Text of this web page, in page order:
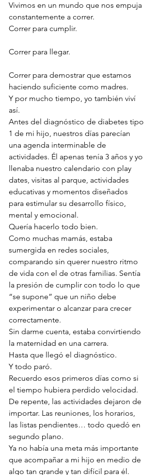
Vivimos en un mundo que nos empuja
constantemente a correr.
Correr para cumplir.
Correr para llegar.
Correr para demostrar que estamos
haciendo suficiente como madres.
Y por mucho tiempo, yo también viví
así.
Antes del diagnóstico de diabetes tipo
1 de mi hijo, nuestros días parecían
una agenda interminable de
actividades. Él apenas tenía 3 años y yo
llenaba nuestro calendario con play
dates, visitas al parque, actividades
educativas y momentos diseñados
para estimular su desarrollo físico,
mental y emocional.
Quería hacerlo todo bien.
Como muchas mamás, estaba
sumergida en redes sociales,
comparando sin querer nuestro ritmo
de vida con el de otras familias. Sentía
la presión de cumplir con todo lo que
“se supone” que un niño debe
experimentar o alcanzar para crecer
correctamente.
Sin darme cuenta, estaba convirtiendo
la maternidad en una carrera.
Hasta que llegó el diagnóstico.
Y todo paró.
Recuerdo esos primeros días como si
el tiempo hubiera perdido velocidad.
De repente, las actividades dejaron de
importar. Las reuniones, los horarios,
las listas pendientes… todo quedó en
segundo plano.
Ya no había una meta más importante
que acompañar a mi hijo en medio de
algo tan grande y tan difícil para él.